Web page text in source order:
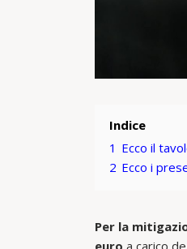
Indice
1 Ecco il
2 Ecco i
Per la
euro a carico